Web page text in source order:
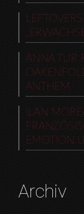
ANNA TUR
ANTHEM
ILAN
EMOTION
Archiv